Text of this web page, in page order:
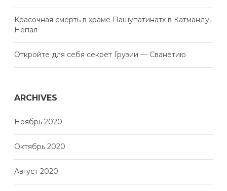
Красочная смерть в храме Пашупатинатх в Катманду,
Непал
Откройте для себя секрет Грузии — Сванетию
ARCHIVES
Ноябрь 2020
Октябрь 2020
Август 2020